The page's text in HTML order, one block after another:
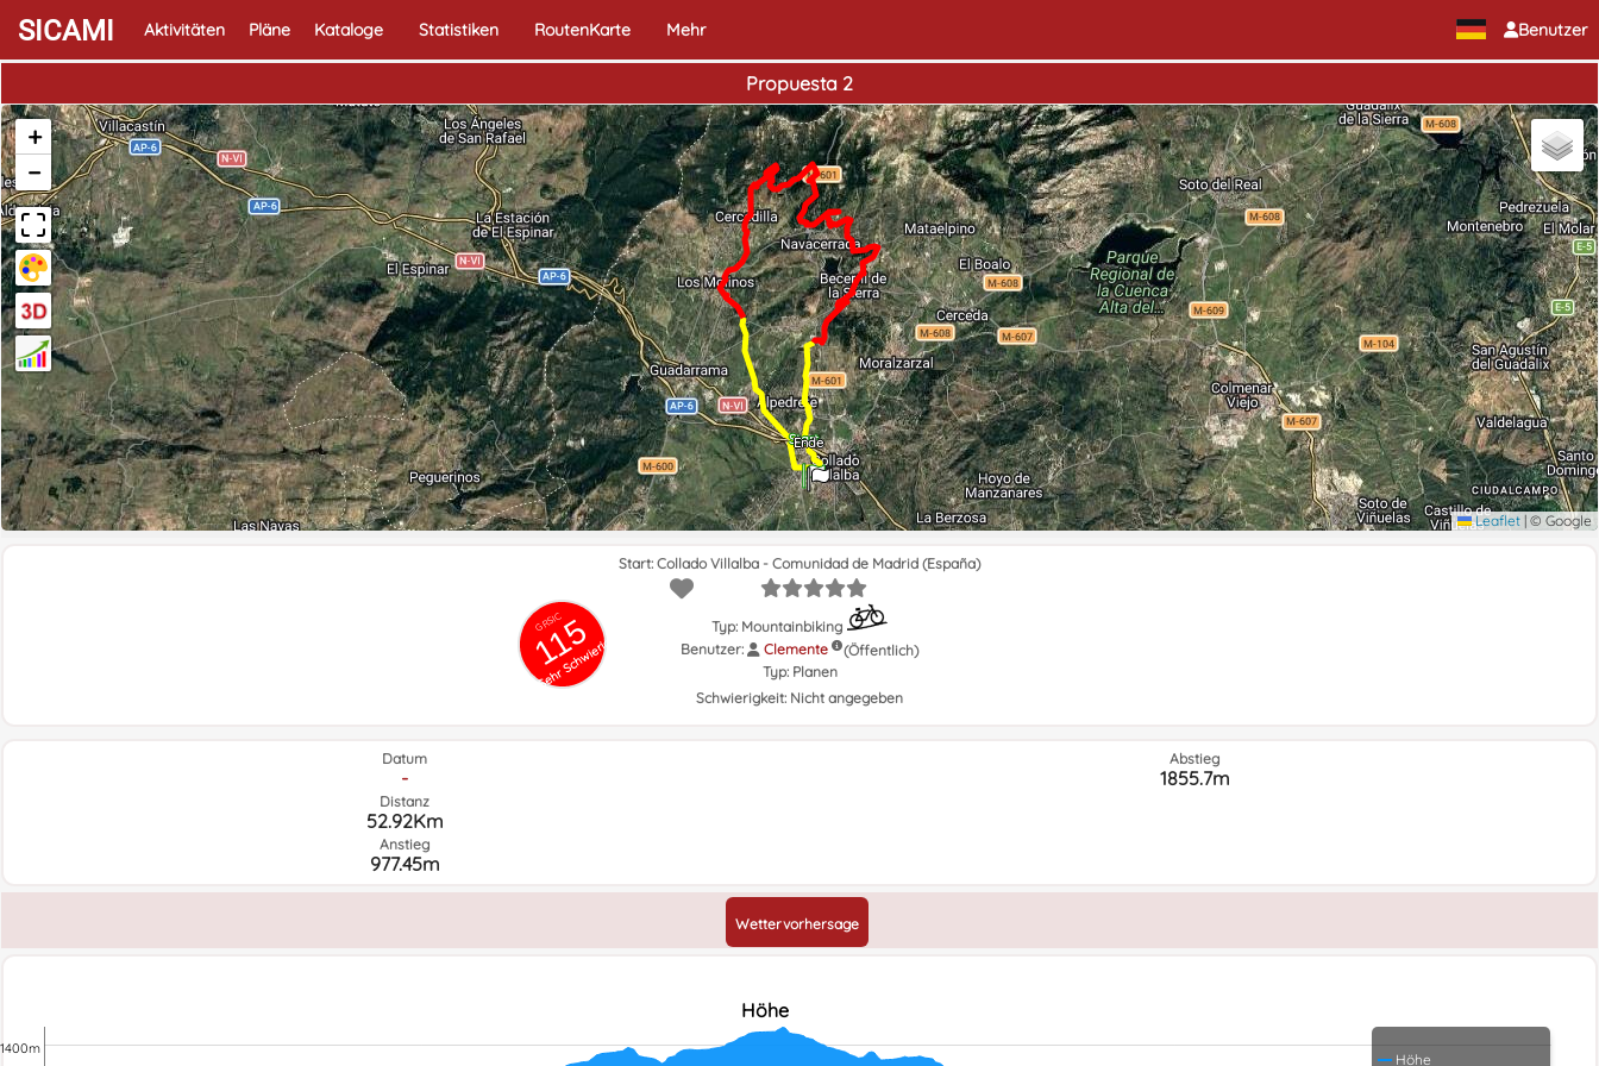
Benutzer
SICAMI Aktivitäten Pläne Kataloge Statistiken RoutenKarte Mehr
Propuesta 2
Start
Ende
+
−
Leaflet | © Google
GRSIC
115
Sehr Schwierig
Start: Collado Villalba - Comunidad de Madrid (España)
Typ: Mountainbiking
Benutzer:
Clemente
(Öffentlich)
Typ: Planen
Schwierigkeit: Nicht angegeben
Datum
-
Distanz
52.92Km
Anstieg
977.45m
Abstieg
1855.7m
Wettervorhersage
Höhe
Höhe
1400m